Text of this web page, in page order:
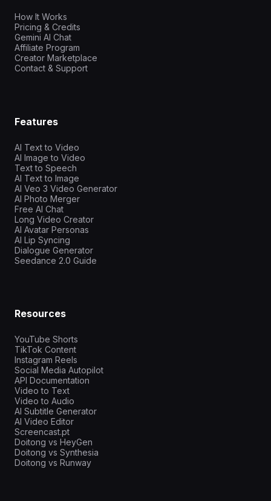
How It Works
Pricing & Credits
Gemini AI Chat
Affiliate Program
Creator Marketplace
Contact & Support
Features
AI Text to Video
AI Image to Video
Text to Speech
AI Text to Image
AI Veo 3 Video Generator
AI Photo Merger
Free AI Chat
Long Video Creator
AI Avatar Personas
AI Lip Syncing
Dialogue Generator
Seedance 2.0 Guide
Resources
YouTube Shorts
TikTok Content
Instagram Reels
Social Media Autopilot
API Documentation
Video to Text
Video to Audio
AI Subtitle Generator
AI Video Editor
Screencast.pt
Doitong vs HeyGen
Doitong vs Synthesia
Doitong vs Runway